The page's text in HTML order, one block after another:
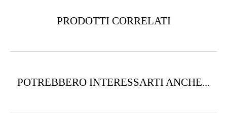
PRODOTTI CORRELATI
POTREBBERO INTERESSARTI ANCHE...